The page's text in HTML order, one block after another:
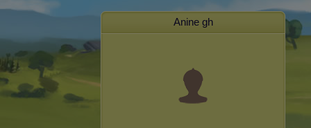
Anine gh